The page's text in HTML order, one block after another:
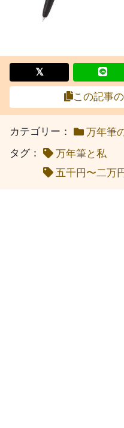
この記事
カテゴリー：
万年筆
タグ：
万年筆と私
五千円〜二万